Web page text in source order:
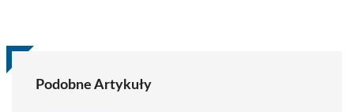
Podobne Artykuły